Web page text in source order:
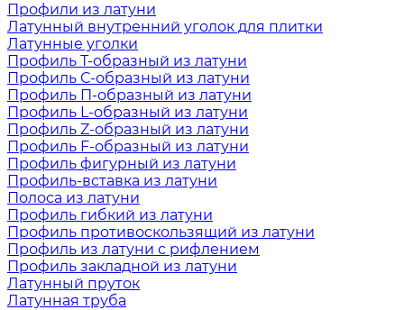
Профили из латуни
Латунный внутренний уголок для плитки
Латунные уголки
Профиль Т-образный из латуни
Профиль С-образный из латуни
Профиль П-образный из латуни
Профиль L-образный из латуни
Профиль Z-образный из латуни
Профиль F-образный из латуни
Профиль фигурный из латуни
Профиль-вставка из латуни
Полоса из латуни
Профиль гибкий из латуни
Профиль противоскользящий из латуни
Профиль из латуни с рифлением
Профиль закладной из латуни
Латунный пруток
Латунная труба